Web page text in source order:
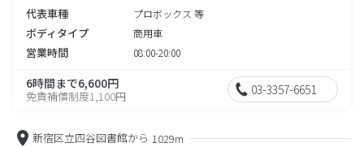
代表車種 プロボックス 等
ボディタイプ 商用車
営業時間 08:00-20:00
6時間まで6,600円
免責補償制度1,100円 03-3357-6651
新宿区立四谷図書館から 1029m